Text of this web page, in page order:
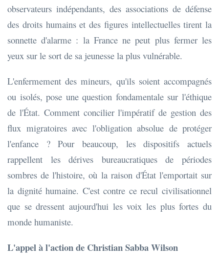
observateurs indépendants, des associations de défense
des droits humains et des figures intellectuelles tirent la
sonnette d'alarme : la France ne peut plus fermer les
yeux sur le sort de sa jeunesse la plus vulnérable.
L'enfermement des mineurs, qu'ils soient accompagnés
ou isolés, pose une question fondamentale sur l'éthique
de l'État. Comment concilier l'impératif de gestion des
flux migratoires avec l'obligation absolue de protéger
l'enfance ? Pour beaucoup, les dispositifs actuels
rappellent les dérives bureaucratiques de périodes
sombres de l'histoire, où la raison d'État l'emportait sur
la dignité humaine. C'est contre ce recul civilisationnel
que se dressent aujourd'hui les voix les plus fortes du
monde humaniste.
L'appel à l'action de Christian Sabba Wilson